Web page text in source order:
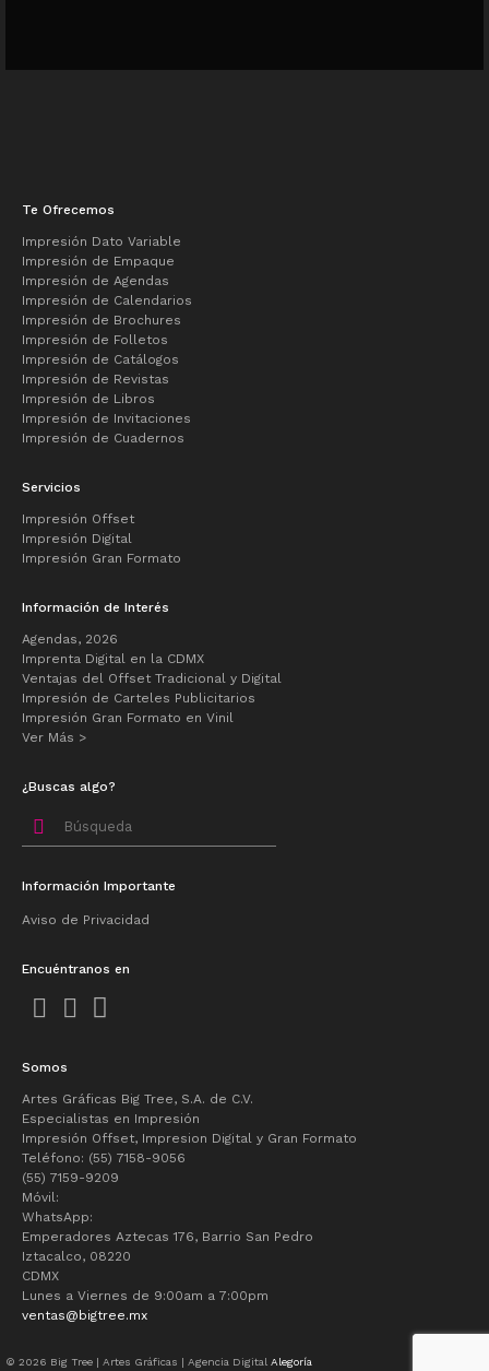
Te Ofrecemos
Impresión Dato Variable
Impresión de Empaque
Impresión de Agendas
Impresión de Calendarios
Impresión de Brochures
Impresión de Folletos
Impresión de Catálogos
Impresión de Revistas
Impresión de Libros
Impresión de Invitaciones
Impresión de Cuadernos
Servicios
Impresión Offset
Impresión Digital
Impresión Gran Formato
Información de Interés
Agendas, 2026
Imprenta Digital en la CDMX
Ventajas del Offset Tradicional y Digital
Impresión de Carteles Publicitarios
Impresión Gran Formato en Vinil
Ver Más >
¿Buscas algo?
Buscar
por:
Información Importante
Aviso de Privacidad
Encuéntranos en
Somos
Artes Gráficas Big Tree, S.A. de C.V.
Especialistas en Impresión
Impresión Offset, Impresion Digital y Gran Formato
Teléfono: (55) 7158-9056
(55) 7159-9209
Móvil:
WhatsApp:
Emperadores Aztecas 176, Barrio San Pedro
Iztacalco, 08220
CDMX
Lunes a Viernes de 9:00am a 7:00pm
ventas@bigtree.mx
© 2026 Big Tree | Artes Gráficas | Agencia Digital Alegoría